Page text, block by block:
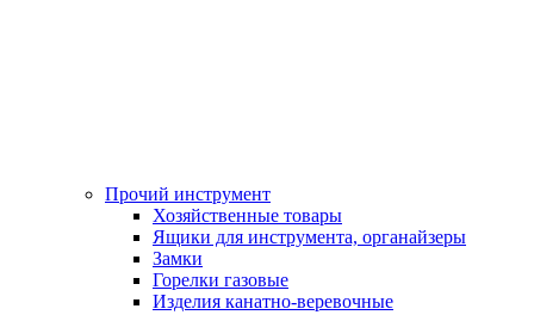
Прочий инструмент
Хозяйственные товары
Ящики для инструмента, органайзеры
Замки
Горелки газовые
Изделия канатно-веревочные